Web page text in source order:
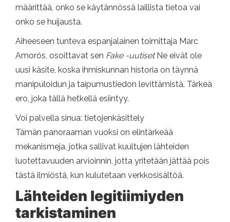
määrittää, onko se käytännössä laillista tietoa vai
onko se huijausta.
Aiheeseen tunteva espanjalainen toimittaja Marc
Amorós, osoittavat sen Fake -uutisetNe eivät ole
uusi käsite, koska ihmiskunnan historia on täynnä
manipuloidun ja taipumustiedon levittämistä. Tärkeä
ero, joka tällä hetkellä esiintyy.
Voi palvella sinua: tietojenkäsittely
Tämän panoraaman vuoksi on elintärkeää
mekanismeja, jotka sallivat kuultujen lähteiden
luotettavuuden arvioinnin, jotta yritetään jättää pois
tästä ilmiöstä, kun kulutetaan verkkosisältöä.
Lähteiden legitiimiyden
tarkistaminen